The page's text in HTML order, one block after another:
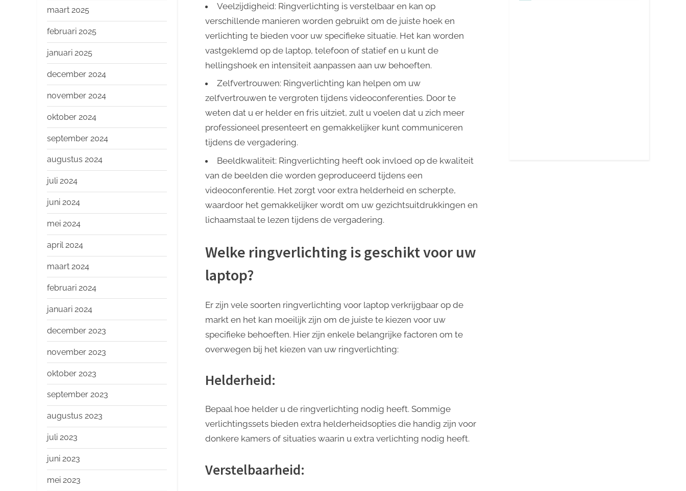
Veelzijdigheid: Ringverlichting is verstelbaar en kan op
verschillende manieren worden gebruikt om de juiste hoek en
verlichting te bieden voor uw specifieke situatie. Het kan worden
vastgeklemd op de laptop, telefoon of statief en u kunt de
hellingshoek en intensiteit aanpassen aan uw behoeften.
Zelfvertrouwen: Ringverlichting kan helpen om uw
zelfvertrouwen te vergroten tijdens videoconferenties. Door te
weten dat u er helder en fris uitziet, zult u voelen dat u zich meer
professioneel presenteert en gemakkelijker kunt communiceren
tijdens de vergadering.
Beeldkwaliteit: Ringverlichting heeft ook invloed op de kwaliteit
van de beelden die worden geproduceerd tijdens een
videoconferentie. Het zorgt voor extra helderheid en scherpte,
waardoor het gemakkelijker wordt om uw gezichtsuitdrukkingen en
lichaamstaal te lezen tijdens de vergadering.
Welke ringverlichting is geschikt voor uw
laptop?
Er zijn vele soorten ringverlichting voor laptop verkrijgbaar op de
markt en het kan moeilijk zijn om de juiste te kiezen voor uw
specifieke behoeften. Hier zijn enkele belangrijke factoren om te
overwegen bij het kiezen van uw ringverlichting:
Helderheid:
Bepaal hoe helder u de ringverlichting nodig heeft. Sommige
verlichtingssets bieden extra helderheidsopties die handig zijn voor
donkere kamers of situaties waarin u extra verlichting nodig heeft.
Verstelbaarheid:
maart 2025
februari 2025
januari 2025
december 2024
november 2024
oktober 2024
september 2024
augustus 2024
juli 2024
juni 2024
mei 2024
april 2024
maart 2024
februari 2024
januari 2024
december 2023
november 2023
oktober 2023
september 2023
augustus 2023
juli 2023
juni 2023
mei 2023